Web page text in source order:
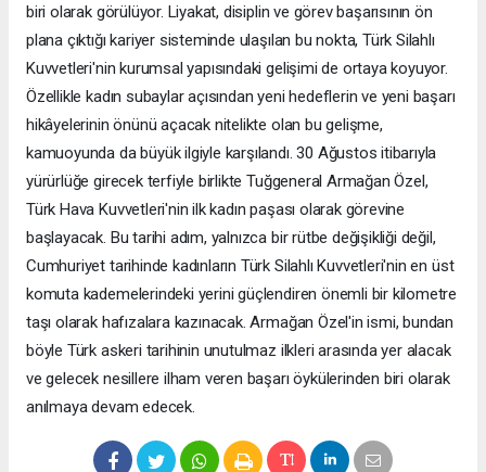
biri olarak görülüyor. Liyakat, disiplin ve görev başarısının ön
plana çıktığı kariyer sisteminde ulaşılan bu nokta, Türk Silahlı
Kuvvetleri'nin kurumsal yapısındaki gelişimi de ortaya koyuyor.
Özellikle kadın subaylar açısından yeni hedeflerin ve yeni başarı
hikâyelerinin önünü açacak nitelikte olan bu gelişme,
kamuoyunda da büyük ilgiyle karşılandı. 30 Ağustos itibarıyla
yürürlüğe girecek terfiyle birlikte Tuğgeneral Armağan Özel,
Türk Hava Kuvvetleri'nin ilk kadın paşası olarak görevine
başlayacak. Bu tarihi adım, yalnızca bir rütbe değişikliği değil,
Cumhuriyet tarihinde kadınların Türk Silahlı Kuvvetleri'nin en üst
komuta kademelerindeki yerini güçlendiren önemli bir kilometre
taşı olarak hafızalara kazınacak. Armağan Özel'in ismi, bundan
böyle Türk askeri tarihinin unutulmaz ilkleri arasında yer alacak
ve gelecek nesillere ilham veren başarı öykülerinden biri olarak
anılmaya devam edecek.